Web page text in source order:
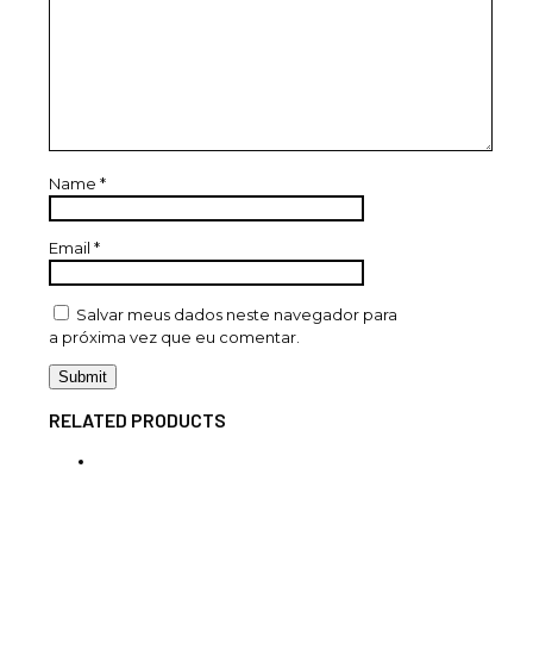
Name *
Email *
Salvar meus dados neste navegador para
a próxima vez que eu comentar.
RELATED PRODUCTS